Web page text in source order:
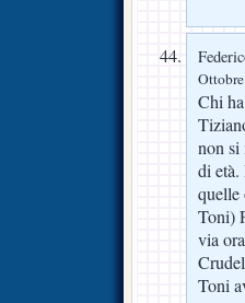
Chi
non si
di età.
quelle
Toni)
via
Toni